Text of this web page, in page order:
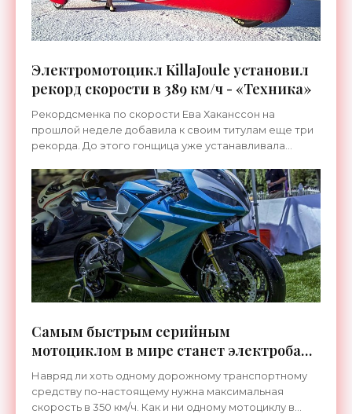
Электромотоцикл KillaJoule установил
рекорд скорости в 389 км/ч - «Техника»
Рекордсменка по скорости Ева Хаканссон на
прошлой неделе добавила к своим титулам еще три
рекорда. До этого гонщица уже устанавливала
трассе в
Самым быстрым серийным
мотоциклом в мире станет электробайк
Lightning LS-218 - «Техника»
Навряд ли хоть одному дорожному транспортному
средству по-настоящему нужна максимальная
скорость в 350 км/ч. Как и ни одному мотоциклу в